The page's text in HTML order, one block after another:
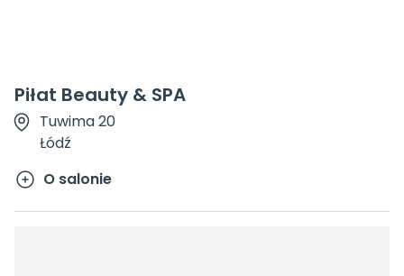
Piłat Beauty & SPA
Tuwima 20
Łódź
O salonie